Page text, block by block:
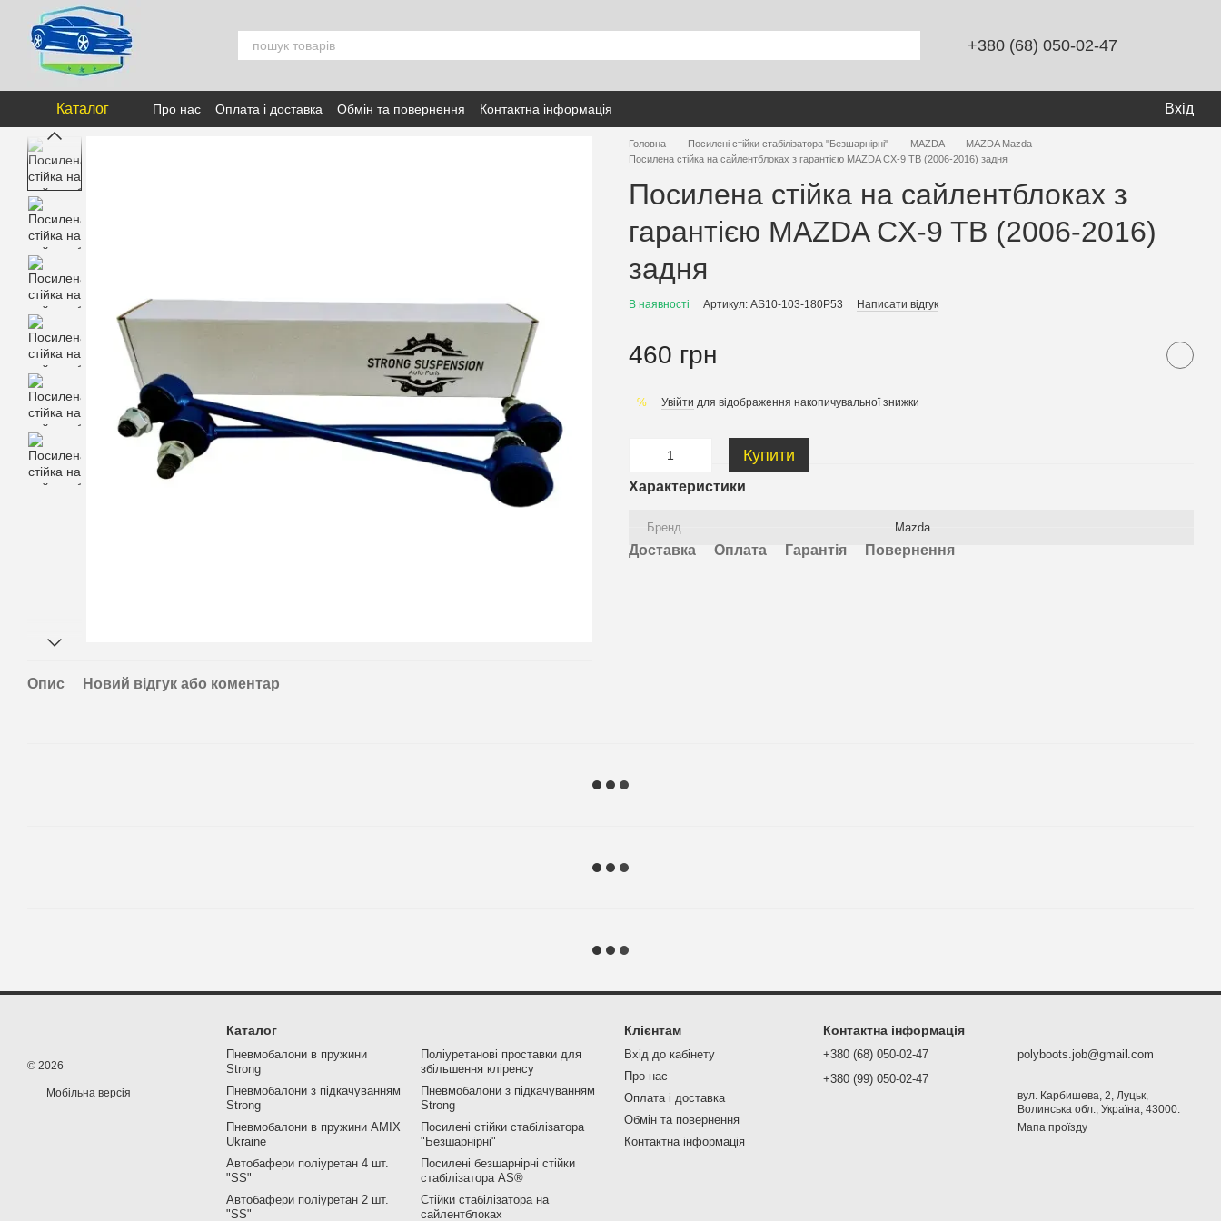
Перейти к основному контенту
+380 (68) 050-02-47
Каталог Про нас Оплата і доставка Обмін та повернення Контактна інформація Вхід
Опис Новий відгук або коментар
Головна Посилені стійки стабілізатора "Безшарнірні" MAZDA
MAZDA Mazda
Посилена стійка на сайлентблоках з гарантією MAZDA CX-9 TB (2006-2016) задня
Посилена стійка на сайлентблоках з
гарантією MAZDA CX-9 TB (2006-2016)
задня
В наявності Артикул: AS10-103-180P53 Написати відгук
460 грн
% Увійти для відображення накопичувальної знижки
Купити
Характеристики
Бренд Mazda
Доставка Оплата Гарантія Повернення
© 2026
Мобільна версія
Каталог
Пневмобалони в пружини
Strong
Пневмобалони з підкачуванням
Strong
Пневмобалони в пружини AMIX
Ukraine
Автобафери поліуретан 4 шт.
"SS"
Автобафери поліуретан 2 шт.
"SS"
Поліуретанові проставки для
збільшення кліренсу
Пневмобалони з підкачуванням
Strong
Посилені стійки стабілізатора
"Безшарнірні"
Посилені безшарнірні стійки
стабілізатора AS®
Стійки стабілізатора на
сайлентблоках
Клієнтам
Вхід до кабінету
Про нас
Оплата і доставка
Обмін та повернення
Контактна інформація
Контактна інформація
+380 (68) 050-02-47
+380 (99) 050-02-47
polyboots.job@gmail.com
вул. Карбишева, 2, Луцьк,
Волинська обл., Україна, 43000.
Мапа проїзду